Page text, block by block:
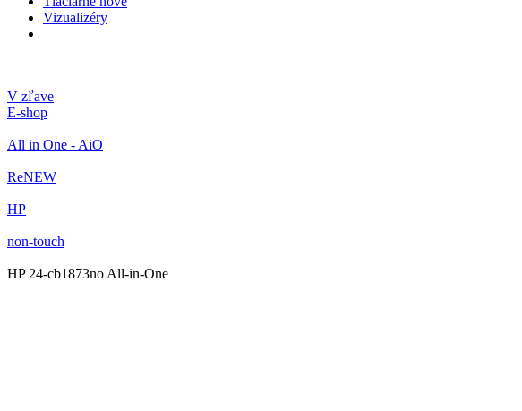
Vizualizéry
V zľave
E-shop
All in One - AiO
ReNEW
HP
non-touch
HP 24-cb1873no All-in-One